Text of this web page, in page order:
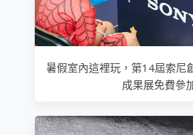
暑假室內這裡玩，第14屆索尼
成果展免費參